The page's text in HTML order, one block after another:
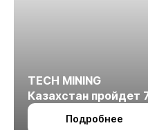
TECH MINING
Казахстан пройдет
октября в Алматы
Подробнее